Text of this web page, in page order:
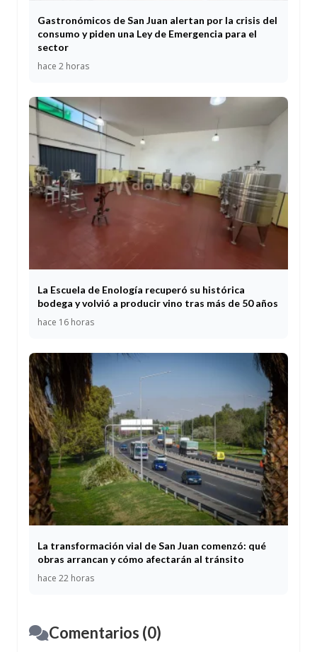
Gastronómicos de San Juan alertan por la crisis del
consumo y piden una Ley de Emergencia para el
sector
hace 2 horas
La Escuela de Enología recuperó su histórica
bodega y volvió a producir vino tras más de 50 años
hace 16 horas
La transformación vial de San Juan comenzó: qué
obras arrancan y cómo afectarán al tránsito
hace 22 horas
Comentarios (0)